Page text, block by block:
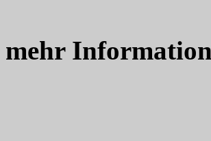
mehr